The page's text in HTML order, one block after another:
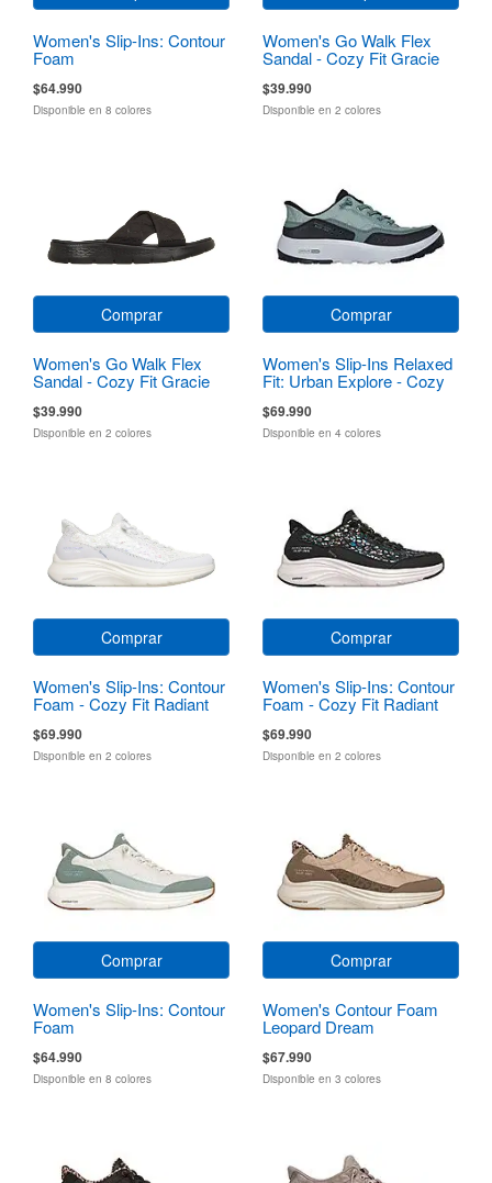
Women's Slip-Ins: Contour
Foam
$64.990
Disponible en 8 colores
Women's Go Walk Flex
Sandal - Cozy Fit Gracie
$39.990
Disponible en 2 colores
Comprar
Women's Go Walk Flex
Sandal - Cozy Fit Gracie
$39.990
Disponible en 2 colores
Comprar
Women's Slip-Ins Relaxed
Fit: Urban Explore - Cozy
$69.990
Disponible en 4 colores
Comprar
Women's Slip-Ins: Contour
Foam - Cozy Fit Radiant
$69.990
Disponible en 2 colores
Comprar
Women's Slip-Ins: Contour
Foam - Cozy Fit Radiant
$69.990
Disponible en 2 colores
Comprar
Women's Slip-Ins: Contour
Foam
$64.990
Disponible en 8 colores
Comprar
Women's Contour Foam
Leopard Dream
$67.990
Disponible en 3 colores